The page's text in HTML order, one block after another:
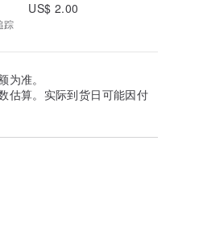
US$ 2.00
踪
准。
估算。实际到货日可能因付